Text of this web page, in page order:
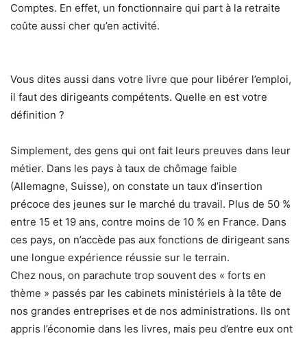
Comptes. En effet, un fonctionnaire qui part à la retraite
coûte aussi cher qu’en activité.
Vous dites aussi dans votre livre que pour libérer l’emploi,
il faut des dirigeants compétents. Quelle en est votre
définition ?
Simplement, des gens qui ont fait leurs preuves dans leur
métier. Dans les pays à taux de chômage faible
(Allemagne, Suisse), on constate un taux d’insertion
précoce des jeunes sur le marché du travail. Plus de 50 %
entre 15 et 19 ans, contre moins de 10 % en France. Dans
ces pays, on n’accède pas aux fonctions de dirigeant sans
une longue expérience réussie sur le terrain.
Chez nous, on parachute trop souvent des « forts en
thème » passés par les cabinets ministériels à la tête de
nos grandes entreprises et de nos administrations. Ils ont
appris l’économie dans les livres, mais peu d’entre eux ont